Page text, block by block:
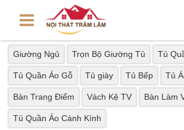
Giường Ngủ Trọn Bộ Giường Tủ Tủ
Tủ Quần Áo Gỗ Tủ giày Tủ Bếp Tủ
Bàn Trang Điểm Vách Kệ TV Bàn Làm
Tủ Quần Áo Cánh Kính